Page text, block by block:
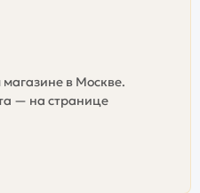
в Москве.
— на странице